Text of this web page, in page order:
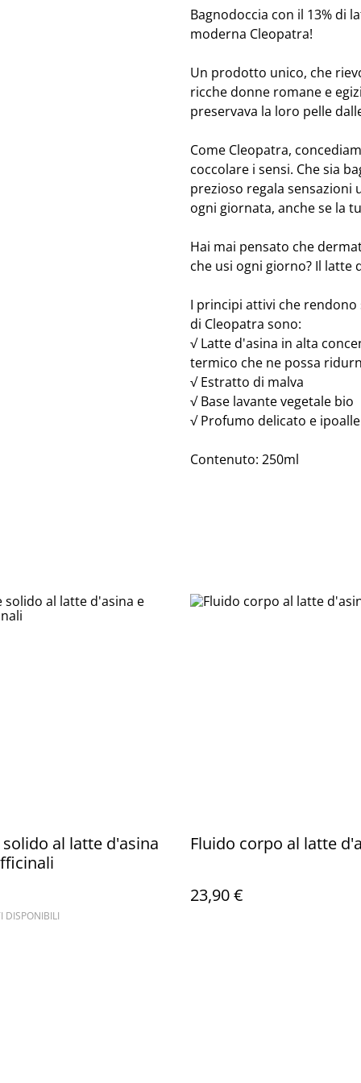
Bagnodoccia con il 13% di
moderna Cleopatra!
Un prodotto unico, che
ricche donne romane e
preservava la loro pelle
Come Cleopatra,
coccolare i sensi. Che sia
prezioso regala sensazioni
ogni giornata, anche se la
Hai mai pensato che
che usi ogni giorno? Il latte
I principi attivi che rendono
di Cleopatra sono:
√ Latte d'asina in alta
termico che ne possa
√ Estratto di malva
√ Base lavante vegetale bio
√ Profumo delicato e
Contenuto: 250ml
solido al latte d'asina
DISPONIBILI
Fluido corpo al latte
23,90 €